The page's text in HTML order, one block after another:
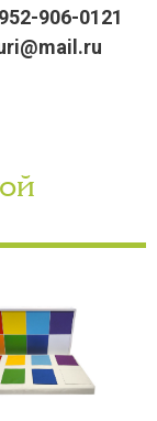
906-0121